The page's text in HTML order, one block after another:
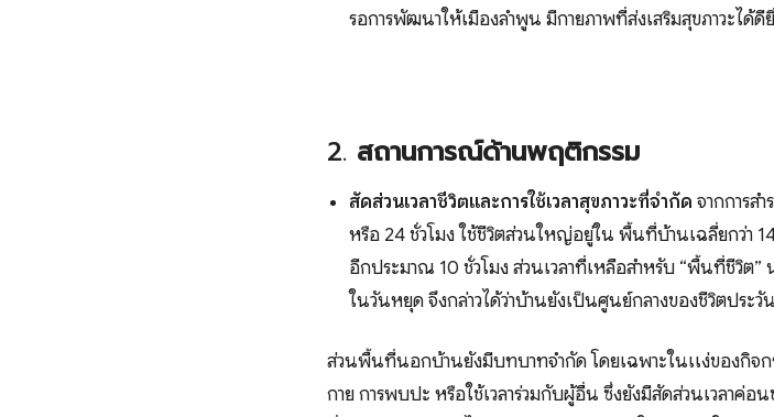
รอการพัฒนาให้เมืองลำพูน มีกายภาพที่ส่งเสริมสุขภาวะได้ดี
2. สถานการณ์ด้านพฤติกรรม
สัดส่วนเวลาชีวิตและการใช้เวลาสุขภาวะที่จำกัดจากการส
หรือ 24 ชั่วโมง ใช้ชีวิตส่วนใหญ่อยู่ใน พื้นที่บ้านเฉลี่ยกว่า
อีกประมาณ 10 ชั่วโมง ส่วนเวลาที่เหลือสำหรับ “พื้นที่ชีวิต
ในวันหยุด จึงกล่าวได้ว่าบ้านยังเป็นศูนย์กลางของชีวิตประวัน
ส่วนพื้นที่นอกบ้านยังมีบทบาทจำกัด โดยเฉพาะในเเง่ของกิจก
กาย การพบปะ หรือใช้เวลาร่วมกับผู้อื่น ซึ่งยังมีสัดส่วนเวลาค่